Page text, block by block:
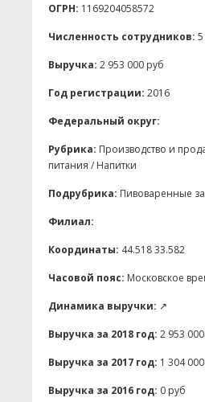
ОГРН: 1169204058572
Численность сотрудников: 5
Выручка: 2 953 000 руб
Год регистрации: 2016
Федеральный округ:
Рубрика: Производство и
питания / Напитки
Подрубрика: Пивоваренные
Филиал:
Координаты: 44.518 33.582
Часовой пояс: Московское
Динамика выручки: ↗
Выручка за 2018 год: 2 953
Выручка за 2017 год: 1 304
Выручка за 2016 год: 0 руб